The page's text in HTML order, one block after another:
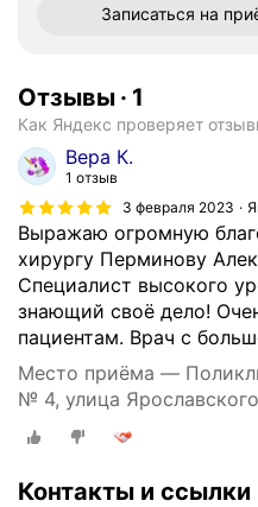
Записаться на
Отзывы · 1
Как Яндекс проверяет
Вера К.
1 отзыв
3 февраля 2023
Выражаю огромную
хирургу Перминову
Специалист высокого
знающий своё дело!
пациентам. Врач с
Место приёма —
№ 4, улица
Контакты и ссылки